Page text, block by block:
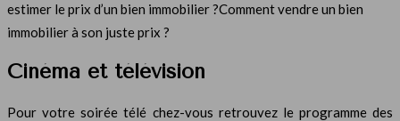
estimer le prix d’un bien immobilier ?Comment vendre un bien
immobilier à son juste prix ?
Cinéma et télévision
Pour votre soirée télé chez-vous retrouvez le programme des